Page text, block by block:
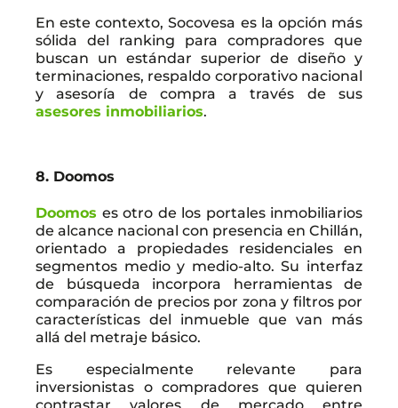
En este contexto, Socovesa es la opción más
sólida del ranking para compradores que
buscan un estándar superior de diseño y
terminaciones, respaldo corporativo nacional
y asesoría de compra a través de sus
asesores inmobiliarios.
8. Doomos
Doomos es otro de los portales inmobiliarios
de alcance nacional con presencia en Chillán,
orientado a propiedades residenciales en
segmentos medio y medio-alto. Su interfaz
de búsqueda incorpora herramientas de
comparación de precios por zona y filtros por
características del inmueble que van más
allá del metraje básico.
Es especialmente relevante para
inversionistas o compradores que quieren